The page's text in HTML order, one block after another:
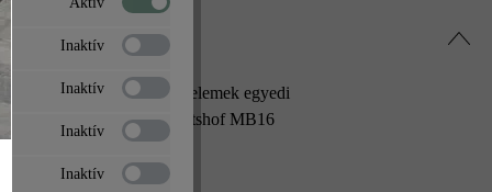
díszkutak és más kerti elemek egyedi
lapjainkkal. A Gutshof MB16
Gutshof MB24-et.
Inaktív
Inaktív
Inaktív
Inaktív